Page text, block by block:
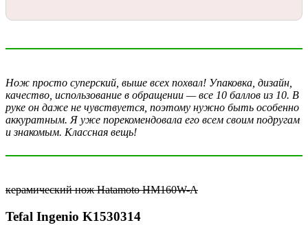
Нож просто суперский, выше всех похвал! Упаковка, дизайн,
качество, использование в обращении — все 10 баллов из 10. В
руке он даже не чувствуется, поэтому нужно быть особенно
аккуратным. Я уже порекомендовала его всем своим подругам
и знакомым. Классная вещь!
керамический нож Hatamoto HM160W-A
Tefal Ingenio K1530314